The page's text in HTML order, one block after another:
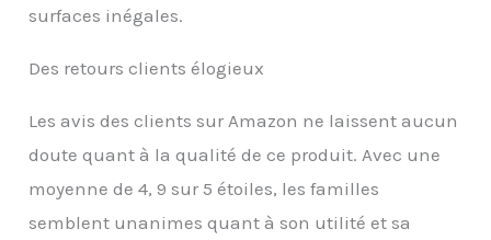
surfaces inégales.
Des retours clients élogieux
Les avis des clients sur Amazon ne laissent aucun
doute quant à la qualité de ce produit. Avec une
moyenne de 4, 9 sur 5 étoiles, les familles
semblent unanimes quant à son utilité et sa